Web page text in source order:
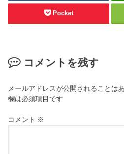
Pocket
コメントを残す
メールアドレスが公開されることは
欄は必須項目です
コメント ※